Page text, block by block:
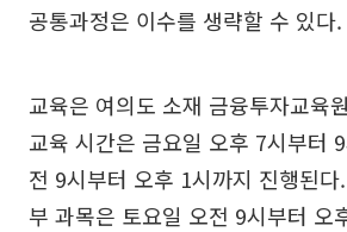
공통과정은 이수를 생략할 수 있다.
교육은 여의도 소재 금융투자교육
교육 시간은 금요일 오후 7시부터
전 9시부터 오후 1시까지 진행된다
부 과목은 토요일 오전 9시부터 오